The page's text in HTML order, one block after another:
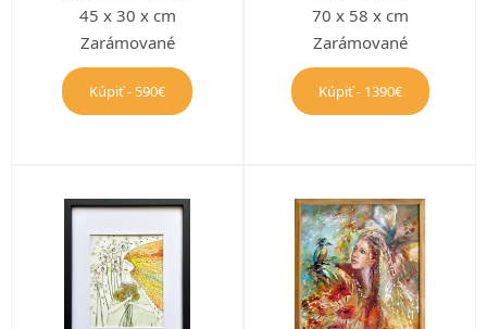
45 x 30 x cm
Zarámované
Kúpiť - 590€
70 x 58 x cm
Zarámované
Kúpiť - 1390€